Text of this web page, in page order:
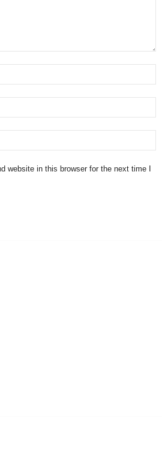
website in this browser for the next time I